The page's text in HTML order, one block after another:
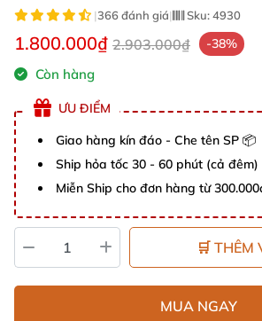
|366 đánh giá| Sku:4930
1.800.000₫ 2.903.000₫ -38%
Còn hàng
ƯU ĐIỂM
Giao hàng kín đáo - Che tên SP 📦
Ship hỏa tốc 30 - 60 phút (cả đêm)
Miễn Ship cho đơn hàng từ
🛒 THÊM
MUA NGAY